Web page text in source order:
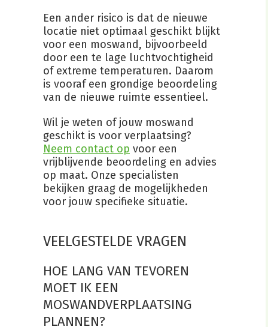
Een ander risico is dat de nieuwe
locatie niet optimaal geschikt blijkt
voor een moswand, bijvoorbeeld
door een te lage luchtvochtigheid
of extreme temperaturen. Daarom
is vooraf een grondige beoordeling
van de nieuwe ruimte essentieel.
Wil je weten of jouw moswand
geschikt is voor verplaatsing?
Neem contact op voor een
vrijblijvende beoordeling en advies
op maat. Onze specialisten
bekijken graag de mogelijkheden
voor jouw specifieke situatie.
VEELGESTELDE VRAGEN
HOE LANG VAN TEVOREN
MOET IK EEN
MOSWANDVERPLAATSING
PLANNEN?